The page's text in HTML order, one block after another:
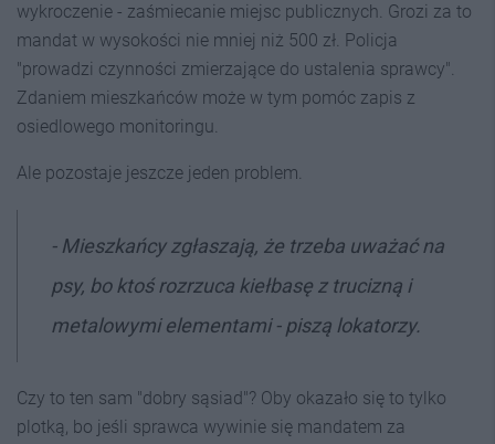
wykroczenie - zaśmiecanie miejsc publicznych. Grozi za to
mandat w wysokości nie mniej niż 500 zł. Policja
"prowadzi czynności zmierzające do ustalenia sprawcy".
Zdaniem mieszkańców może w tym pomóc zapis z
osiedlowego monitoringu.
Ale pozostaje jeszcze jeden problem.
- Mieszkańcy zgłaszają, że trzeba uważać na
psy, bo ktoś rozrzuca kiełbasę z trucizną i
metalowymi elementami - piszą lokatorzy.
Czy to ten sam "dobry sąsiad"? Oby okazało się to tylko
plotką, bo jeśli sprawca wywinie się mandatem za